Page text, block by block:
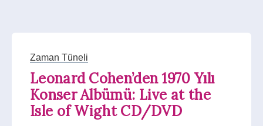
Zaman Tüneli
Leonard Cohen’den 1970 Yılı
Konser Albümü: Live at the
Isle of Wight CD/DVD